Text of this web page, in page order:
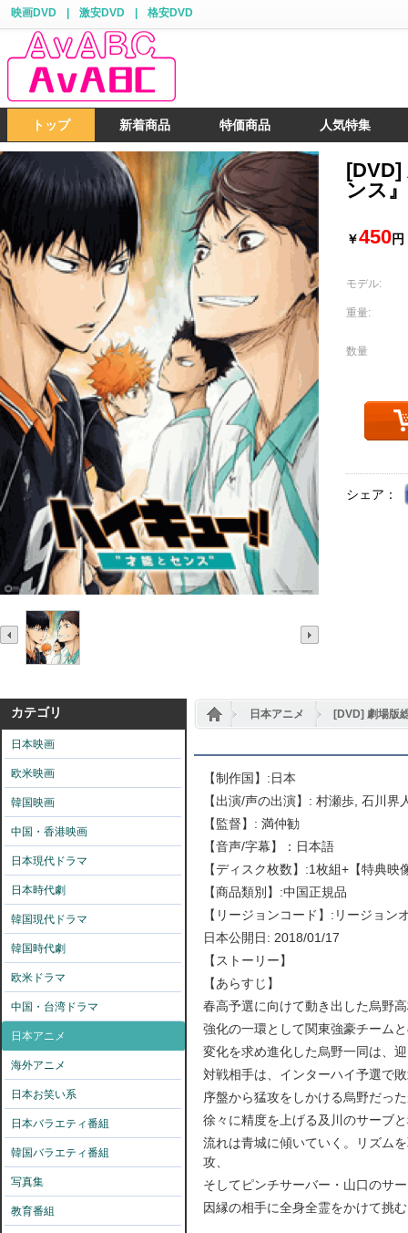
映画DVD 激安DVD 格安DVD
トップ 新着商品 特価商品 人気特集
[DVD]
ンス』
￥450円
モデル:
重量:
数量
シェア：
カテゴリ
日本映画
欧米映画
韓国映画
中国・香港映画
日本現代ドラマ
日本時代劇
韓国現代ドラマ
韓国時代劇
欧米ドラマ
中国・台湾ドラマ
日本アニメ
海外アニメ
日本お笑い系
日本バラエティ番組
韓国バラエティ番組
写真集
教育番組
日本アニメ [DVD] 劇場版
【制作国】 :日本
【出演/声の出演】 : 村瀬歩 石川界
【監督】 : 満仲勧
【音声/字幕】：日本語
【ディスク枚数】 :1枚組+ 【特典映
【商品類別】 :中国正規品
【リージョンコード】 : リージョン
日本公開日: 2018/01/17
【ストーリー】
【あらすじ】
春高予選に向けて動き出した烏野
強化の一環として関東強豪チーム
変化を求め進化した烏野一同は、
対戦相手は、インターハイ予選で
序盤から猛攻をしかける烏野だっ
徐々に精度を上げる及川のサーブ
流れは青城に傾いていく。リズム
攻、
そしてピンチサーバー・山口のサ
因縁の相手に全身全霊をかけて挑む